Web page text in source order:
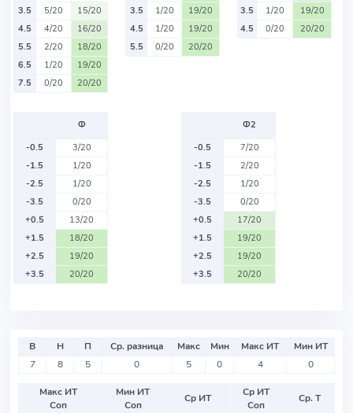
3.5
5/20
15/20
4.5
4/20
16/20
5.5
2/20
18/20
6.5
1/20
19/20
7.5
0/20 20/20
3.5
1/20
19/20
4.5
1/20
19/20
5.5
0/20 20/20
3.5
1/20
19/20
4.5
0/20 20/20
Ф
-0.5
3/20
-1.5
1/20
-2.5
1/20
-3.5
0/20
+0.5
13/20
+1.5
18/20
+2.5
19/20
+3.5
20/20
Ф2
-0.5
7/20
-1.5
2/20
-2.5
1/20
-3.5
0/20
+0.5
17/20
+1.5
19/20
+2.5
19/20
+3.5
20/20
В Н П Ср. разница Макс Мин Макс ИТ
Мин ИТ
7
8 5 0 5 0 4 0
Макс ИТ
Соп
Мин ИТ
Соп
Ср ИТ
Ср ИТ
Соп
Ср. Т